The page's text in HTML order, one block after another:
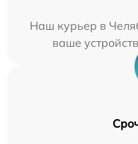
Наш курьер в
ваше